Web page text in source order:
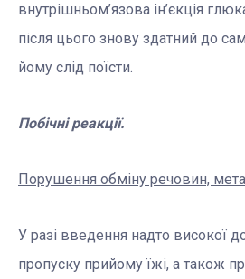
внутрішньом’язова ін’єкція
після цього знову здатний до
йому слід поїсти.
Побічні реакції.
Порушення обміну речовин,
У разі введення надто високої
пропуску прийому їжі, а також